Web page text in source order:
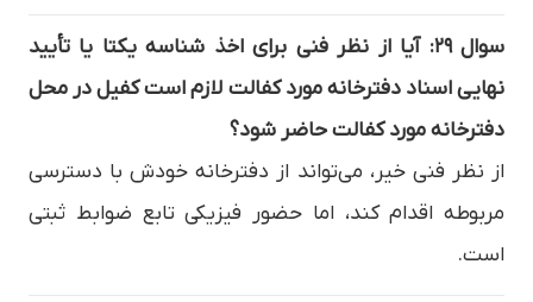
سوال ۲۹: آیا از نظر فنی برای اخذ شناسه یکتا یا تأیید
نهایی اسناد دفترخانه مورد کفالت لازم است کفیل در محل
دفترخانه مورد کفالت حاضر شود؟
از نظر فنی خیر، می‌تواند از دفترخانه خودش با دسترسی
مربوطه اقدام کند، اما حضور فیزیکی تابع ضوابط ثبتی
است.